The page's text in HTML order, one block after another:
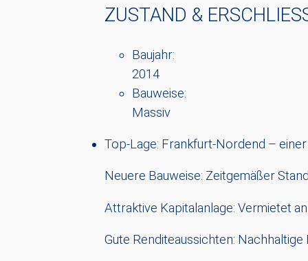
ZUSTAND &
Baujahr:
2014
Bauweise:
Massiv
Top-Lage: Frankfurt-Nordend –
Neuere Bauweise: Zeitgemäßer
Attraktive Kapitalanlage: Vermietet
Gute Renditeaussichten: